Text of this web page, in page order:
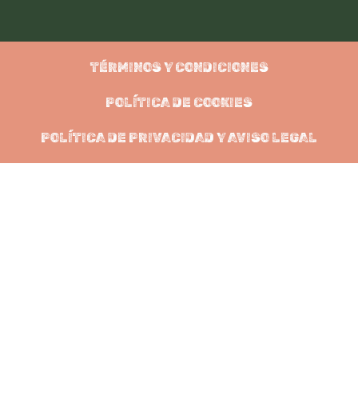
TÉRMINOS Y CONDICIONES
POLÍTICA DE COOKIES
POLÍTICA DE PRIVACIDAD Y AVISO LEGAL